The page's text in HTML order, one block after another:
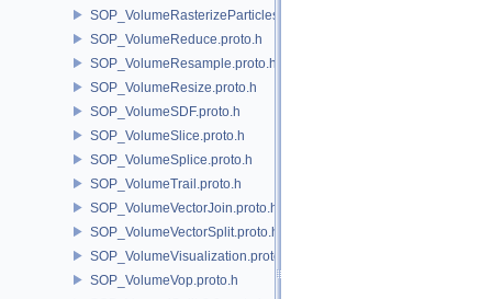
SOP_VolumeRasterizeParticles.proto.h
SOP_VolumeReduce.proto.h
SOP_VolumeResample.proto.h
SOP_VolumeResize.proto.h
SOP_VolumeSDF.proto.h
SOP_VolumeSlice.proto.h
SOP_VolumeSplice.proto.h
SOP_VolumeTrail.proto.h
SOP_VolumeVectorJoin.proto.h
SOP_VolumeVectorSplit.proto.h
SOP_VolumeVisualization.proto.h
SOP_VolumeVop.proto.h